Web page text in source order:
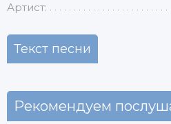
Артист:
Текст песни
Рекомендуем